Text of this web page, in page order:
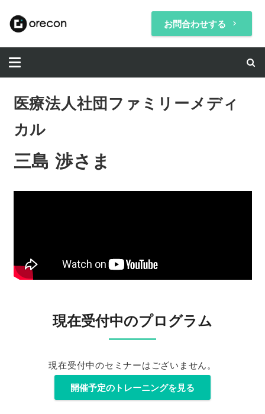
お問合わせする keyboard_arrow_right
医療法人社団ファミリーメディ
カル
三島 渉さま
現在受付中のプログラム
現在受付中のセミナーはございません。
開催予定のトレーニングを見る